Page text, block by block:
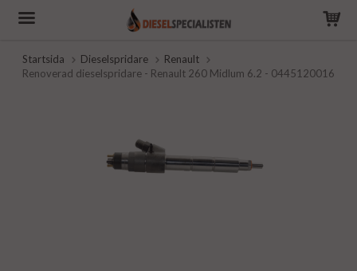
Startsida Dieselspridare
Renault
Renoverad dieselspridare - Renault 260 Midlum 6.2 - 0445120016